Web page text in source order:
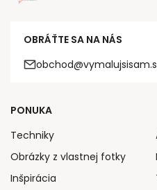
OBRÁŤTE SA NA NÁS
PONUKA
Techniky
Obrázky z vlastnej fotky
Inšpirácia